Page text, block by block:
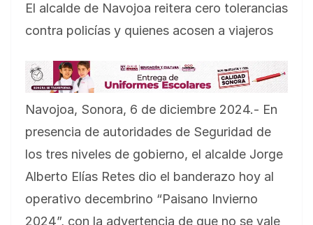
El alcalde de Navojoa reitera cero tolerancias
contra policías y quienes acosen a viajeros
Navojoa, Sonora, 6 de diciembre 2024.- En
presencia de autoridades de Seguridad de
los tres niveles de gobierno, el alcalde Jorge
Alberto Elías Retes dio el banderazo hoy al
operativo decembrino “Paisano Invierno
2024”, con la advertencia de que no se vale